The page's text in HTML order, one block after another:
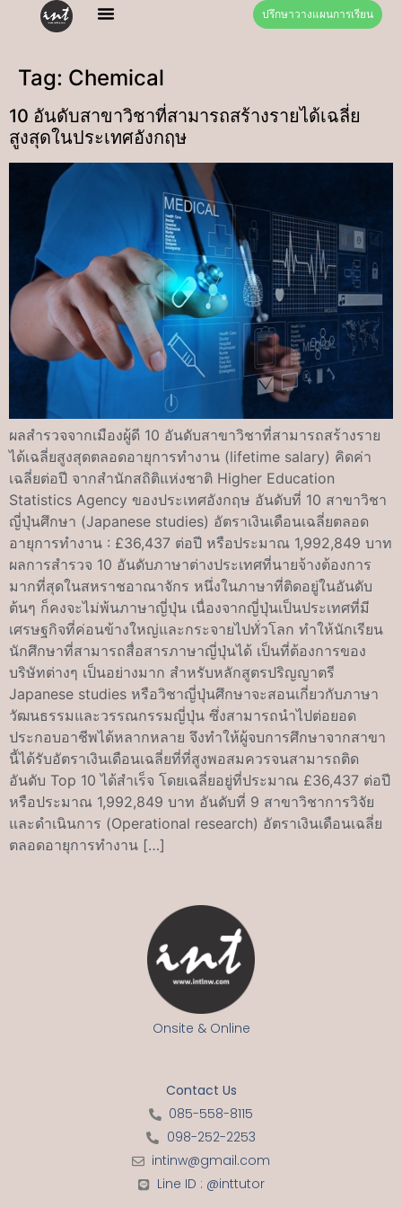
ปรึกษาวางแผนการเรียน
Tag: Chemical
10 อันดับสาขาวิชาที่สามารถสร้างรายได้เฉลี่ย
สูงสุดในประเทศอังกฤษ
ผลสำรวจจากเมืองผู้ดี 10 อันดับสาขาวิชาที่สามารถสร้างราย
ได้เฉลี่ยสูงสุดตลอดอายุการทำงาน (lifetime salary) คิดค่า
เฉลี่ยต่อปี จากสำนักสถิติแห่งชาติ Higher Education
Statistics Agency ของประเทศอังกฤษ อันดับที่ 10 สาขาวิชา
ญี่ปุ่นศึกษา (Japanese studies) อัตราเงินเดือนเฉลี่ยตลอด
อายุการทำงาน : £36,437 ต่อปี หรือประมาณ 1,992,849 บาท
ผลการสำรวจ 10 อันดับภาษาต่างประเทศที่นายจ้างต้องการ
มากที่สุดในสหราชอาณาจักร หนึ่งในภาษาที่ติดอยู่ในอันดับ
ต้นๆ ก็คงจะไม่พ้นภาษาญี่ปุ่น เนื่องจากญี่ปุ่นเป็นประเทศที่มี
เศรษฐกิจที่ค่อนข้างใหญ่และกระจายไปทั่วโลก ทำให้นักเรียน
นักศึกษาที่สามารถสื่อสารภาษาญี่ปุ่นได้ เป็นที่ต้องการของ
บริษัทต่างๆ เป็นอย่างมาก สำหรับหลักสูตรปริญญาตรี
Japanese studies หรือวิชาญี่ปุ่นศึกษาจะสอนเกี่ยวกับภาษา
วัฒนธรรมและวรรณกรรมญี่ปุ่น ซึ่งสามารถนำไปต่อยอด
ประกอบอาชีพได้หลากหลาย จึงทำให้ผู้จบการศึกษาจากสาขา
นี้ได้รับอัตราเงินเดือนเฉลี่ยที่ที่สูงพอสมควรจนสามารถติด
อันดับ Top 10 ได้สำเร็จ โดยเฉลี่ยอยู่ที่ประมาณ £36,437 ต่อปี
หรือประมาณ 1,992,849 บาท อันดับที่ 9 สาขาวิชาการวิจัย
และดำเนินการ (Operational research) อัตราเงินเดือนเฉลี่ย
ตลอดอายุการทำงาน […]
Onsite & Online
Contact Us
085-558-8115
098-252-2253
intinw@gmail.com
Line ID : @inttutor